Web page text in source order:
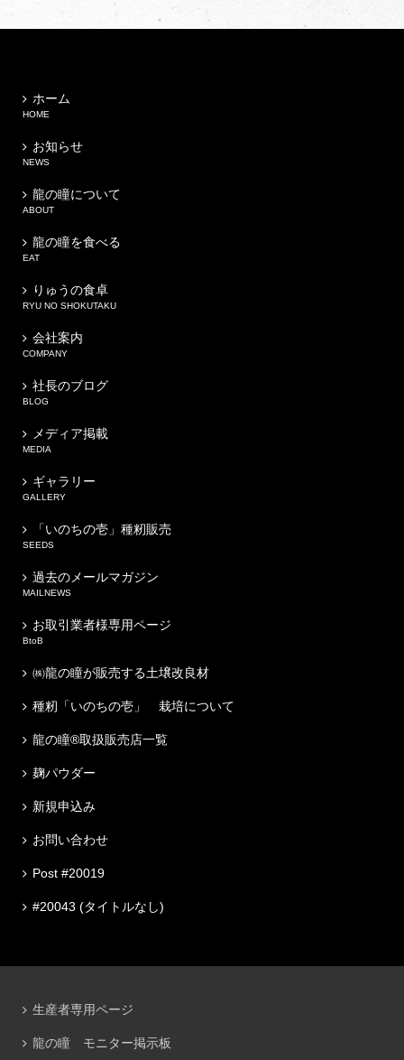
ホーム
HOME
お知らせ
NEWS
龍の瞳について
ABOUT
龍の瞳を食べる
EAT
りゅうの食卓
RYU NO SHOKUTAKU
会社案内
COMPANY
社長のブログ
BLOG
メディア掲載
MEDIA
ギャラリー
GALLERY
「いのちの壱」種籾販売
SEEDS
過去のメールマガジン
MAILNEWS
お取引業者様専用ページ
BtoB
㈱龍の瞳が販売する土壌改良材
種籾「いのちの壱」 栽培について
龍の瞳®取扱販売店一覧
麹パウダー
新規申込み
お問い合わせ
Post #20019
#20043 (タイトルなし)
生産者専用ページ
龍の瞳 モニター掲示板